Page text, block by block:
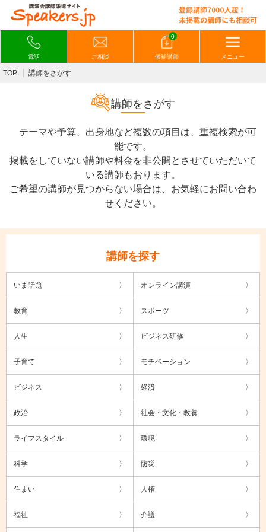
電話 ご相談
0
候補講師 メニュー
TOP 講師をさがす
講師をさがす
テーマや予算、出身地など複数の項目は、重複検索が可
能です。
掲載をしていない講師や料金を非公開とさせていただいて
いる講師もおります。
ご希望の講師が見つからない場合は、お気軽にお問い合わ
せください。
講師を探す
いま話題 オンライン講演
教育 スポーツ
人生 ビジネス研修
子育て モチベーション
ビジネス 経済
政治 社会・文化・教養
ライフスタイル 環境
科学 防災
住まい 人権
福祉 介護